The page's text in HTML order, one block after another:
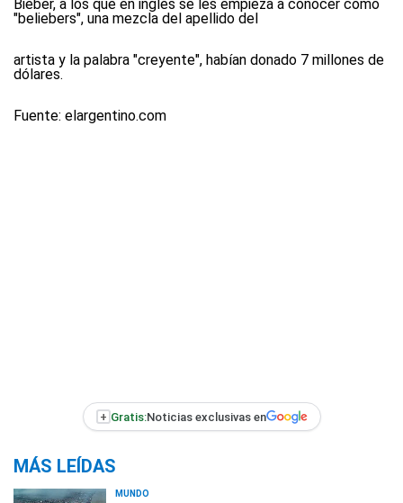
Bieber, a los que en inglés se les empieza a conocer como
"beliebers", una mezcla del apellido del
artista y la palabra "creyente", habían donado 7 millones de
dólares.
Fuente: elargentino.com
+ Gratis:Noticias exclusivas en
MÁS LEÍDAS
MUNDO